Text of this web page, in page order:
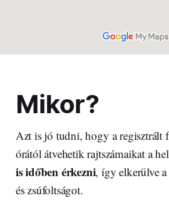
Mikor?
Azt is jó tudni, hogy a regisztrált
órától átvehetik rajtszámaikat a
is időben érkezni, így elkerülve
és zsúfoltságot.